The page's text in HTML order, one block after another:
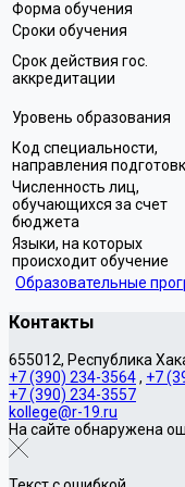
Форма обучения
Сроки обучения
Срок действия гос.
аккредитации
Уровень образования
Код специальности,
направления
Численность лиц,
обучающихся за счет
бюджета
Языки, на которых
происходит обучение
Образовательные
Контакты
655012, Республика
+7 (390) 234-3564, +7
+7 (390) 234-3557
kollege@r-19.ru
На сайте обнаружена